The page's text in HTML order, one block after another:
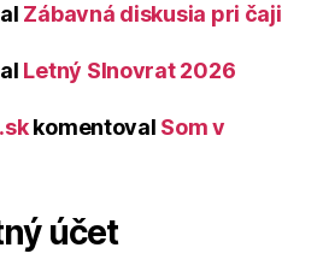
Zábavná diskusia pri čaji
Letný Slnovrat 2026
komentoval Som v
účet